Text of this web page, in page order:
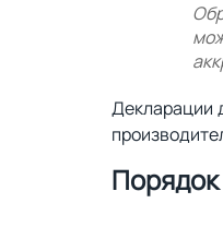
Декларации